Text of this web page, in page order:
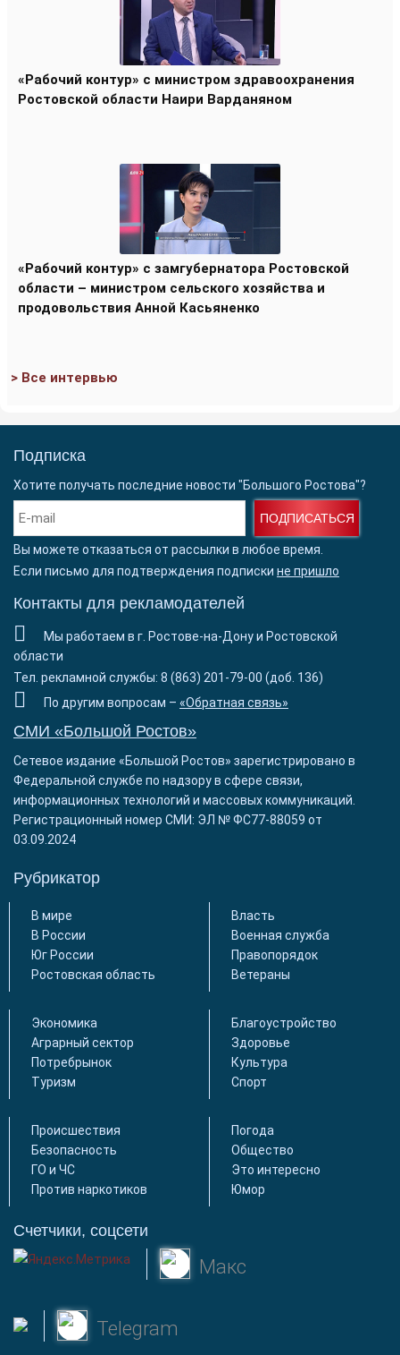
«Рабочий контур» с министром здравоохранения
Ростовской области Наири Варданяном
«Рабочий контур» с замгубернатора Ростовской
области – министром сельского хозяйства и
продовольствия Анной Касьяненко
> Все интервью
Подписка
Хотите получать последние новости "Большого Ростова"?
ПОДПИСАТЬСЯ
Вы можете отказаться от рассылки в любое время.
Если письмо для подтверждения подписки не пришло
Контакты для рекламодателей
Мы работаем в г. Ростове-на-Дону и Ростовской
области
Тел. рекламной службы: 8 (863) 201-79-00 (доб. 136)
По другим вопросам – «Обратная связь»
СМИ «Большой Ростов»
Сетевое издание «Большой Ростов» зарегистрировано в
Федеральной службе по надзору в сфере связи,
информационных технологий и массовых коммуникаций.
Регистрационный номер СМИ: ЭЛ № ФС77-88059 от
03.09.2024
Рубрикатор
В мире
В России
Юг России
Ростовская область
Власть
Военная служба
Правопорядок
Ветераны
Экономика
Аграрный сектор
Потребрынок
Туризм
Благоустройство
Здоровье
Культура
Спорт
Происшествия
Безопасность
ГО и ЧС
Против наркотиков
Погода
Общество
Это интересно
Юмор
Счетчики, соцсети
Макс
Telegram